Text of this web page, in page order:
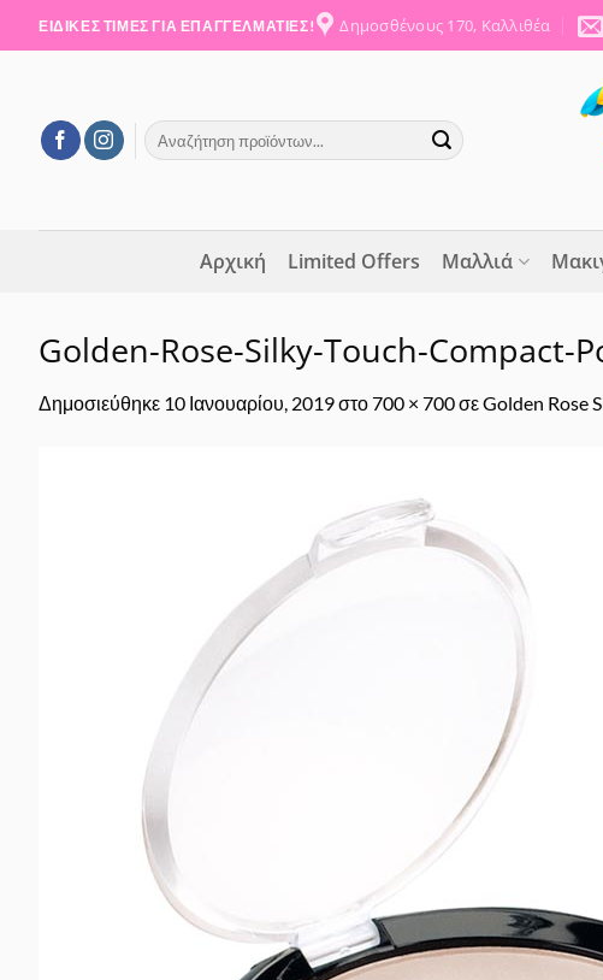
ΕΙΔΙΚΕΣ ΤΙΜΕΣ ΓΙΑ ΕΠΑΓΓΕΛΜΑΤΙΕΣ! Δημοσθένους 170, Καλλιθέα
Αναζήτηση
για:
Αρχική Limited Offers Μαλλιά
Golden-Rose-Silky-Touch-Compact-
Δημοσιεύθηκε 10 Ιανουαρίου, 2019στο700 × 700σεGolden Rose